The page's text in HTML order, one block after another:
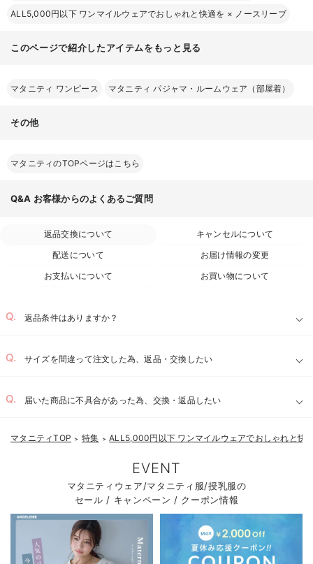
ALL5,000円以下 ワンマイルウェアでおしゃれと快適を × ノースリーブ
このページで紹介したアイテムをもっと見る
マタニティ ワンピース マタニティ パジャマ・ルームウェア（部屋着）
その他
マタニティのTOPページはこちら
Q&A お客様からのよくあるご質問
返品交換について
キャンセルについて
配送について
お届け情報の変更
お支払いについて
お買い物について
返品条件はありますか？
サイズを間違って注文した為、返品・交換したい
届いた商品に不具合があった為、交換・返品したい
マタニティTOP ＞ 特集 ＞ ALL5,000円以下 ワンマイルウェアでおしゃれと快
EVENT
マタニティウェア/マタニティ服/授乳服の
セール / キャンペーン / クーポン情報